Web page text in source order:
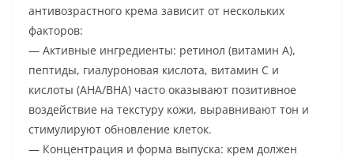
антивозрастного крема зависит от нескольких
факторов:
— Активные ингредиенты: ретинол (витамин А),
пептиды, гиалуроновая кислота, витамин C и
кислоты (AHA/BHA) часто оказывают позитивное
воздействие на текстуру кожи, выравнивают тон и
стимулируют обновление клеток.
— Концентрация и форма выпуска: крем должен